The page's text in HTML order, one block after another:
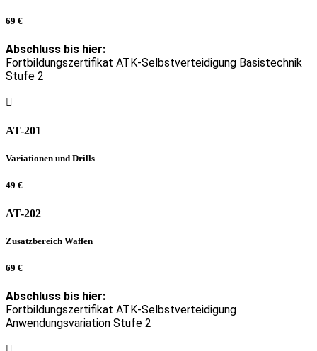
69 €
Abschluss bis hier:
Fortbildungszertifikat ATK-Selbstverteidigung Basistechnik
Stufe 2
AT-201
Variationen und Drills
49 €
AT-202
Zusatzbereich Waffen
69 €
Abschluss bis hier:
Fortbildungszertifikat ATK-Selbstverteidigung
Anwendungsvariation Stufe 2